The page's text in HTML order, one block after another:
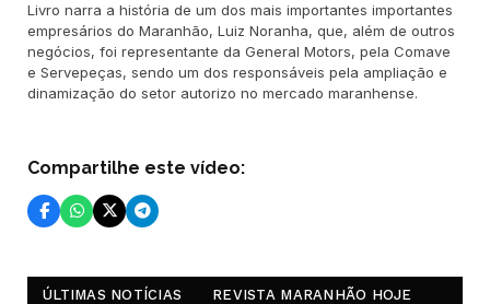
Livro narra a história de um dos mais importantes importantes
empresários do Maranhão, Luiz Noranha, que, além de outros
negócios, foi representante da General Motors, pela Comave
e Servepeças, sendo um dos responsáveis pela ampliação e
dinamização do setor autorizo no mercado maranhense.
Compartilhe este vídeo:
ÚLTIMAS NOTÍCIAS REVISTA MARANHÃO HOJE